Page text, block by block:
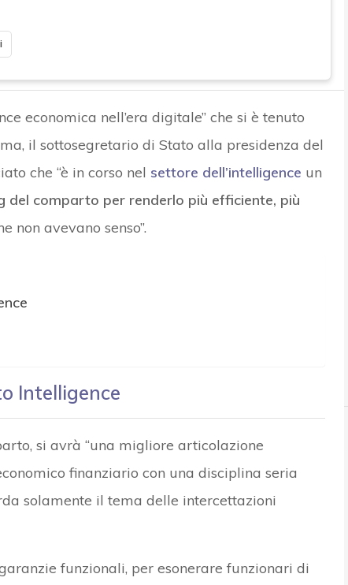
economica nell’era digitale” che si è tenuto
il sottosegretario di Stato alla presidenza del
che “è in corso nel settore dell’intelligence un
del comparto per renderlo più efficiente, più
non avevano senso”.
Intelligence
si avrà “una migliore articolazione
finanziario con una disciplina seria
solamente il tema delle intercettazioni
funzionali, per esonerare funzionari di